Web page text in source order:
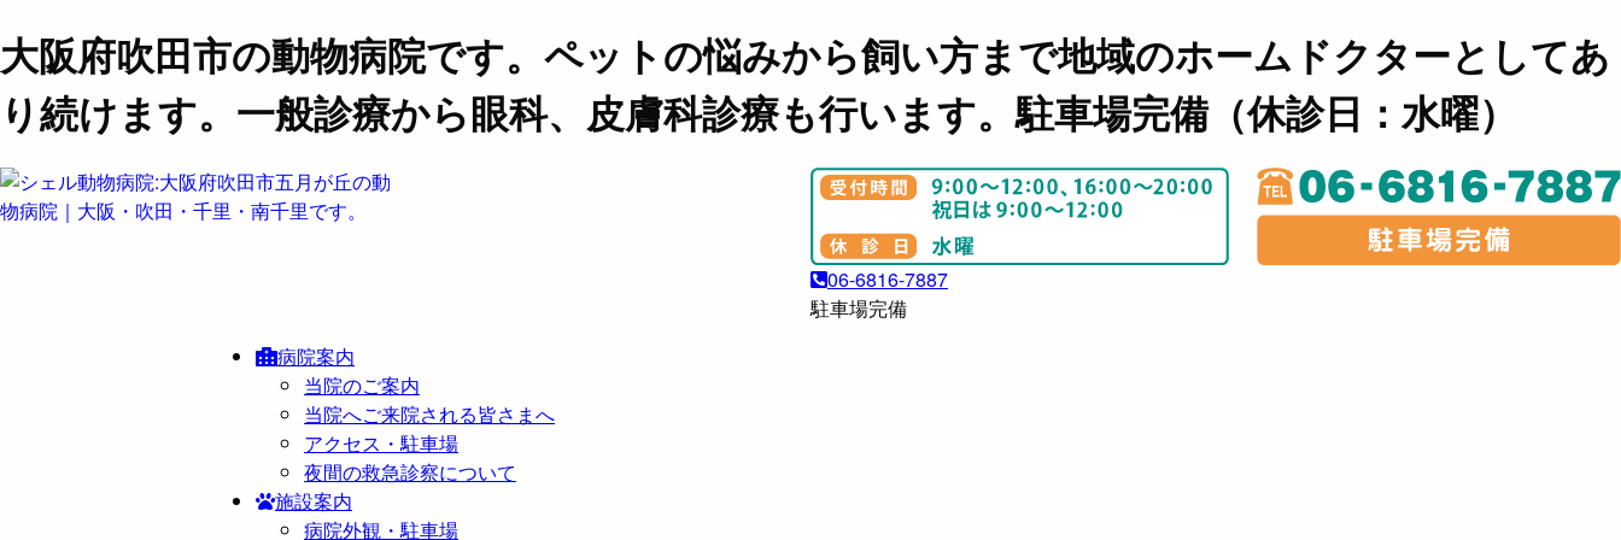
大阪府吹田市の動物病院です。ペットの悩みから飼い方まで地域のホームドクターとしてあ
り続けます。一般診療から眼科、皮膚科診療も行います。駐車場完備（休診日：水曜）
06-6816-7887
駐車場完備
病院案内
当院のご案内
当院へご来院される皆さまへ
アクセス・駐車場
夜間の救急診察について
施設案内
病院外観・駐車場